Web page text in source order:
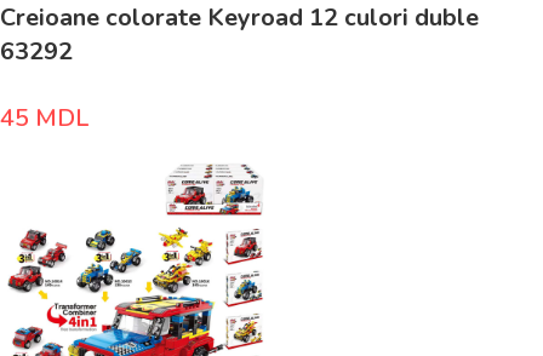
Creioane colorate Keyroad 12 culori duble
63292
45 MDL